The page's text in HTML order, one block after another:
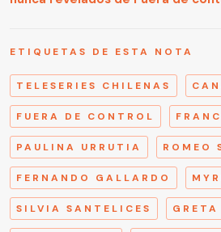
ETIQUETAS DE ESTA NOTA
TELESERIES CHILENAS
FUERA DE CONTROL
PAULINA URRUTIA ROMEO
FERNANDO GALLARDO
SILVIA SANTELICES